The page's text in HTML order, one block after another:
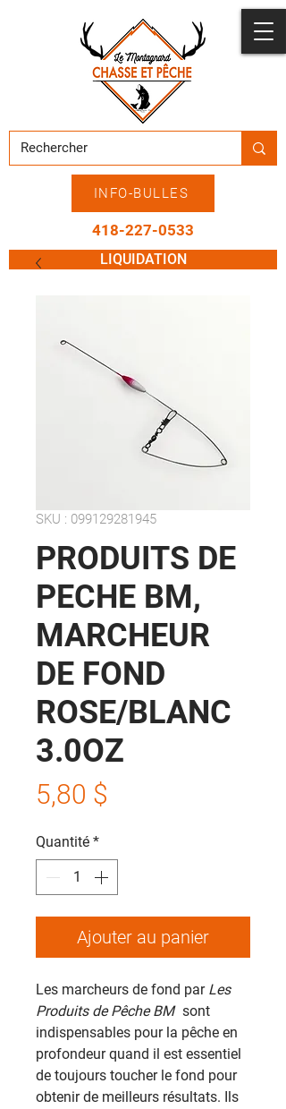
INFO-BULLES
418-227-0533
LIQUIDATION
SKU : 099129281945
PRODUITS DE
PECHE BM,
MARCHEUR
DE FOND
ROSE/BLANC
3.0OZ
5,80 $
Quantité *
Ajouter au panier
Les marcheurs de fond par Les
Produits de Pêche BM sont
indispensables pour la pêche en
profondeur quand il est essentiel
de toujours toucher le fond pour
obtenir de meilleurs résultats. Ils